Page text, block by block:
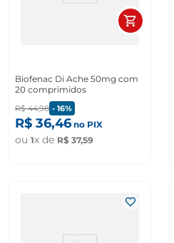
Biofenac Di Ache 50mg com
20 comprimidos
R$ 44,98 - 16%
R$ 36,46 no PIX
ou 1x de R$ 37,59